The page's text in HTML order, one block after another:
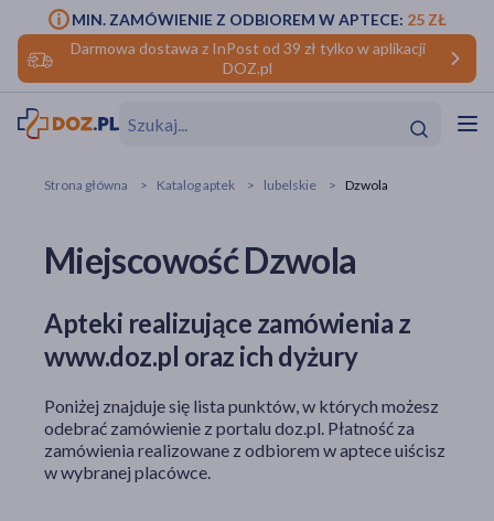
Darmowa dostawa z InPost od 39 zł tylko w aplikacji
DOZ.pl
MIN. ZAMÓWIENIE Z ODBIOREM W APTECE: 25 ZŁ
makijażu
Strona główna Katalog aptek lubelskie Dzwola
Miejscowość Dzwola
Apteki realizujące zamówienia z
www.doz.pl oraz ich dyżury
Poniżej znajduje się lista punktów, w których możesz
odebrać zamówienie z portalu doz.pl. Płatność za
zamówienia realizowane z odbiorem w aptece uiścisz
w wybranej placówce.